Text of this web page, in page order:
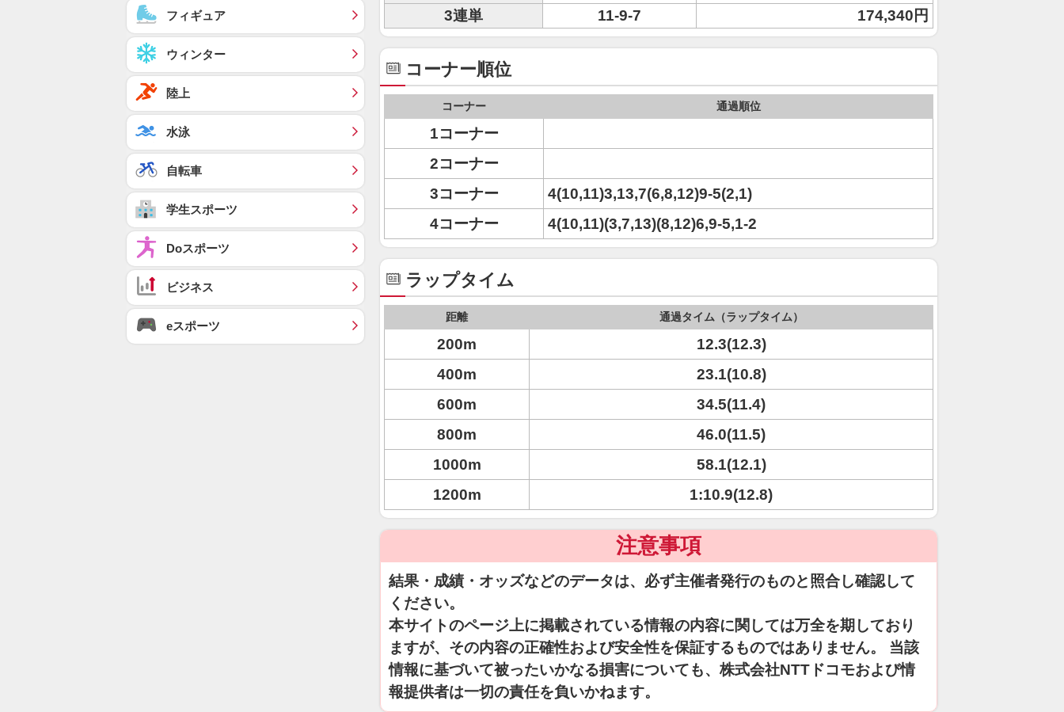
3連単
11-9-7 174,340円
コーナー順位
コーナー 通過順位
1コーナー
2コーナー
3コーナー
4(10,11)3,13,7(6,8,12)9-5(2,1)
4コーナー
4(10,11)(3,7,13)(8,12)6,9-5,1-2
ラップタイム
距離 通過タイム（ラップタイム）
200m
12.3(12.3)
400m
23.1(10.8)
600m
34.5(11.4)
800m
46.0(11.5)
1000m
58.1(12.1)
1200m
1:10.9(12.8)
注意事項
結果・成績・オッズなどのデータは、必ず主催者発行のものと照合し確認して
ください。
本サイトのページ上に掲載されている情報の内容に関しては万全を期しており
ますが、その内容の正確性および安全性を保証するものではありません。 当該
情報に基づいて被ったいかなる損害についても、株式会社NTTドコモおよび情
報提供者は一切の責任を負いかねます。
フィギュア
ウィンター
陸上
水泳
自転車
学生スポーツ
Doスポーツ
ビジネス
eスポーツ